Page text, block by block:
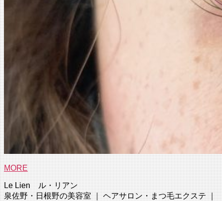
MORE
Le Lien ル・リアン
泉佐野・日根野の美容室 ｜ ヘアサロン・まつ毛エクステ ｜